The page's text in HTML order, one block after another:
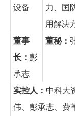
设备
力、国
用解决
董事
长： 彭
承志
董秘：
实控人： 中科大
伟、彭承志、费